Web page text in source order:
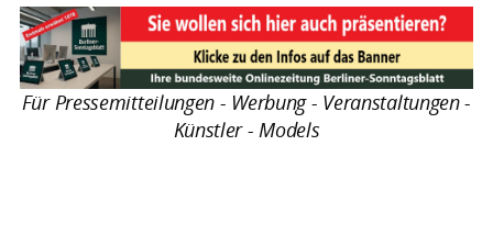
Für Pressemitteilungen - Werbung - Veranstaltungen -
Künstler - Models